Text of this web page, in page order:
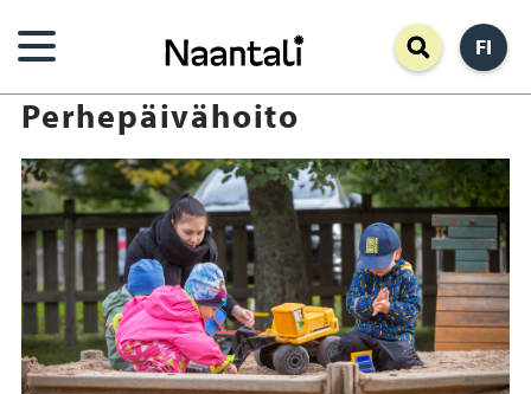
pääsisältöön
FI
Perhepäivähoito